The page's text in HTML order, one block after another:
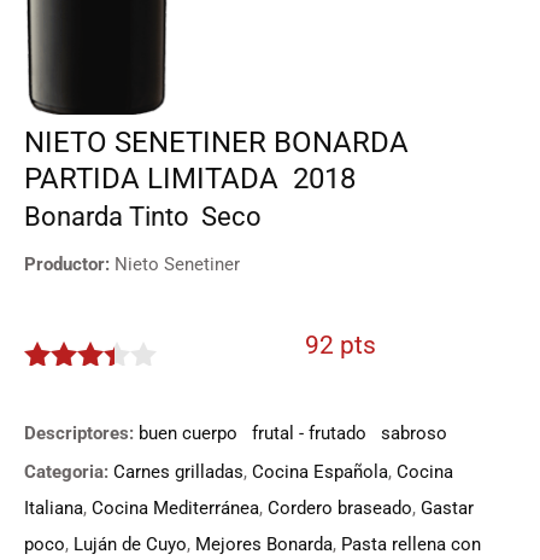
NIETO SENETINER BONARDA
PARTIDA LIMITADA 2018
Bonarda Tinto Seco
Productor: Nieto Senetiner
92 pts
Descriptores: buen cuerpo frutal - frutado
sabroso
Categoria: Carnes grilladas, Cocina Española, Cocina
Italiana, Cocina Mediterránea, Cordero braseado, Gastar
poco, Luján de Cuyo, Mejores Bonarda, Pasta rellena con